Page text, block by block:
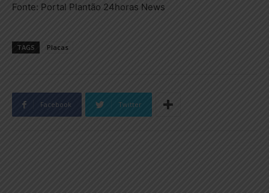
Fonte: Portal Plantão 24horas News
TAGS Placas
Facebook Twitter